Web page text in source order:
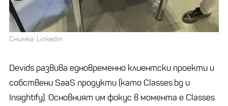
Снимка: Linkedin
Devids развива едновременно клиентски проекти и
собствени SaaS продукти (като Classes.bg и
Insightify). Основният им фокус в момента е Classes